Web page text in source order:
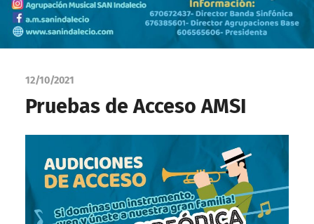
12/10/2021
Pruebas de Acceso AMSI